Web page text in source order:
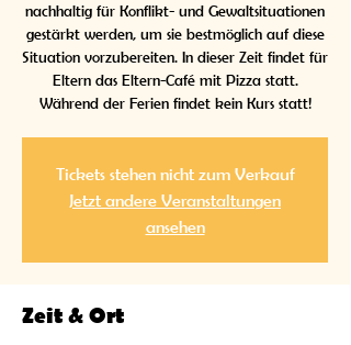
nachhaltig für Konflikt- und Gewaltsituationen
gestärkt werden, um sie bestmöglich auf diese
Situation vorzubereiten. In dieser Zeit findet für
Eltern das Eltern-Café mit Pizza statt.
Während der Ferien findet kein Kurs statt!
Tickets stehen nicht zum Verkauf
Jetzt andere Veranstaltungen
ansehen
Zeit & Ort